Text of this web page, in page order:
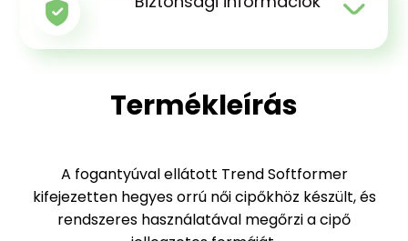
Termékleírás
A fogantyúval ellátott Trend Softformer
kifejezetten hegyes orrú női cipőkhöz készült, és
rendszeres használatával megőrzi a cipő